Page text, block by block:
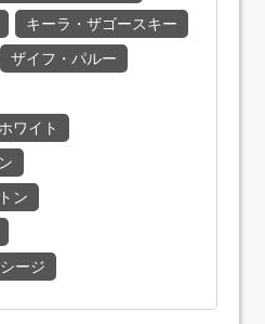
キーラ・ザゴースキー
ザイフ・パルー
ワイト
ン
ージ